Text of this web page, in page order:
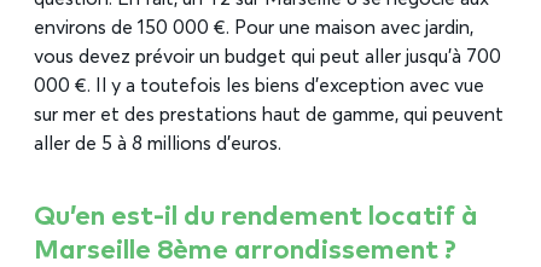
environs de 150 000 €. Pour une maison avec jardin,
vous devez prévoir un budget qui peut aller jusqu’à 700
000 €. Il y a toutefois les biens d’exception avec vue
sur mer et des prestations haut de gamme, qui peuvent
aller de 5 à 8 millions d’euros.
Qu’en est-il du rendement locatif à
Marseille 8ème arrondissement ?